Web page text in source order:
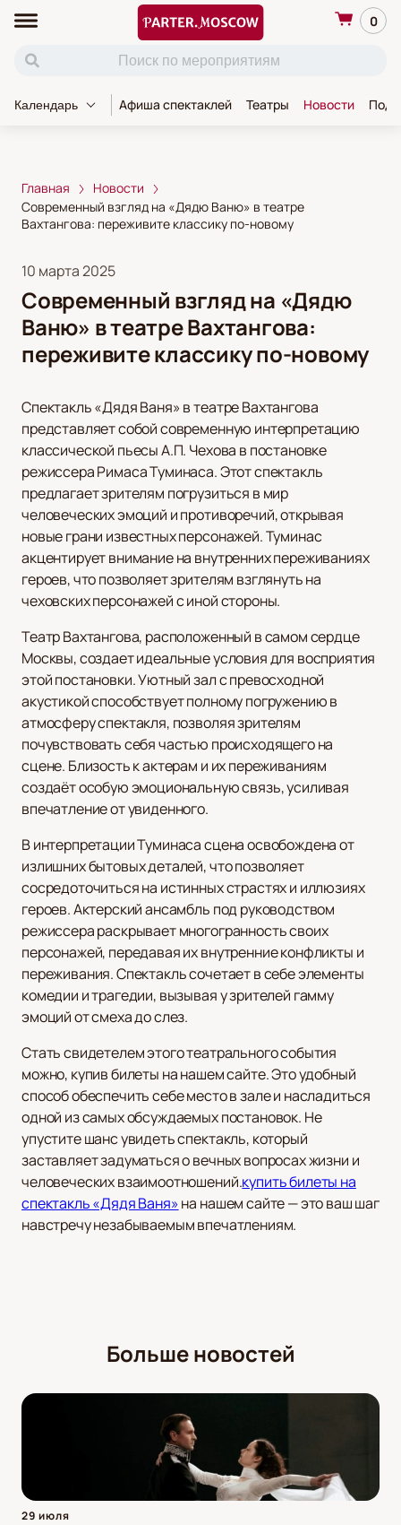
0
Календарь Афиша спектаклей Театры Новости
Главная
Новости
Современный взгляд на «Дядю Ваню» в театре
Вахтангова: переживите классику по-новому
10 марта 2025
Современный взгляд на «Дядю
Ваню» в театре Вахтангова:
переживите классику по-новому
Спектакль «Дядя Ваня» в театре Вахтангова
представляет собой современную интерпретацию
классической пьесы А.П. Чехова в постановке
режиссера Римаса Туминаса. Этот спектакль
предлагает зрителям погрузиться в мир
человеческих эмоций и противоречий, открывая
новые грани известных персонажей. Туминас
акцентирует внимание на внутренних переживаниях
героев, что позволяет зрителям взглянуть на
чеховских персонажей с иной стороны.
Театр Вахтангова, расположенный в самом сердце
Москвы, создает идеальные условия для восприятия
этой постановки. Уютный зал с превосходной
акустикой способствует полному погружению в
атмосферу спектакля, позволяя зрителям
почувствовать себя частью происходящего на
сцене. Близость к актерам и их переживаниям
создаёт особую эмоциональную связь, усиливая
впечатление от увиденного.
В интерпретации Туминаса сцена освобождена от
излишних бытовых деталей, что позволяет
сосредоточиться на истинных страстях и иллюзиях
героев. Актерский ансамбль под руководством
режиссера раскрывает многогранность своих
персонажей, передавая их внутренние конфликты и
переживания. Спектакль сочетает в себе элементы
комедии и трагедии, вызывая у зрителей гамму
эмоций от смеха до слез.
Стать свидетелем этого театрального события
можно, купив билеты на нашем сайте. Это удобный
способ обеспечить себе место в зале и насладиться
одной из самых обсуждаемых постановок. Не
упустите шанс увидеть спектакль, который
заставляет задуматься о вечных вопросах жизни и
человеческих взаимоотношений.купить билеты на
спектакль «Дядя Ваня»на нашем сайте — это ваш шаг
навстречу незабываемым впечатлениям.
Больше новостей
29 июля